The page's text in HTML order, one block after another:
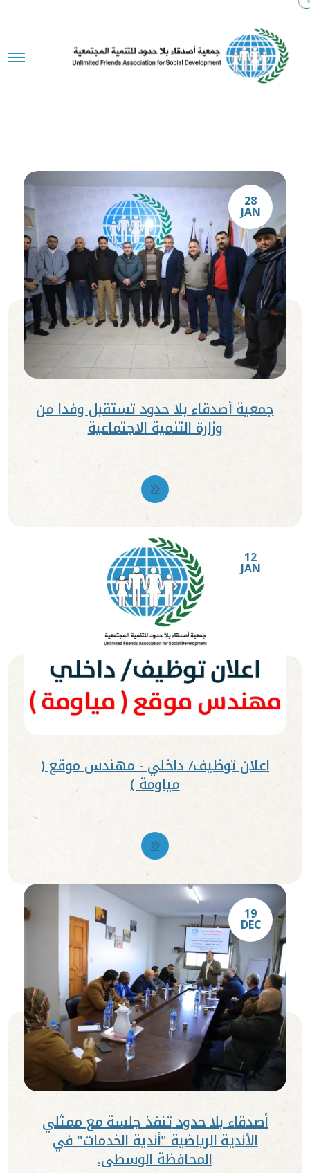
28
JAN
جمعية أصدقاء بلا حدود تستقبل وفدا من
وزارة التنمية الاجتماعية
12
JAN
اعلان توظيف/ داخلي - مهندس موقع (
مياومة )
19
DEC
أصدقاء بلا حدود تنفذ جلسة مع ممثلي
الأندية الرياضية "أندية الخدمات" في
المحافظة الوسطى.